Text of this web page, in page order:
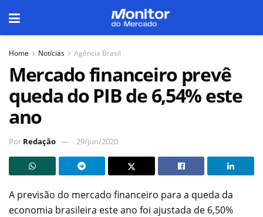
Home Notícias Agência Brasil
Mercado financeiro prevê
queda do PIB de 6,54% este
ano
Por Redação 29/jun/2020
A previsão do mercado financeiro para a queda da
economia brasileira este ano foi ajustada de 6,50%